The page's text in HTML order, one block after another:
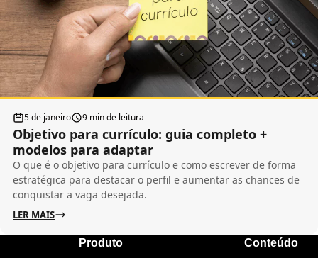
5 de janeiro 9 min de leitura
Objetivo para currículo: guia completo +
modelos para adaptar
O que é o objetivo para currículo e como escrever de forma
estratégica para destacar o perfil e aumentar as chances de
conquistar a vaga desejada.
LER MAIS
Produto Conteúdo